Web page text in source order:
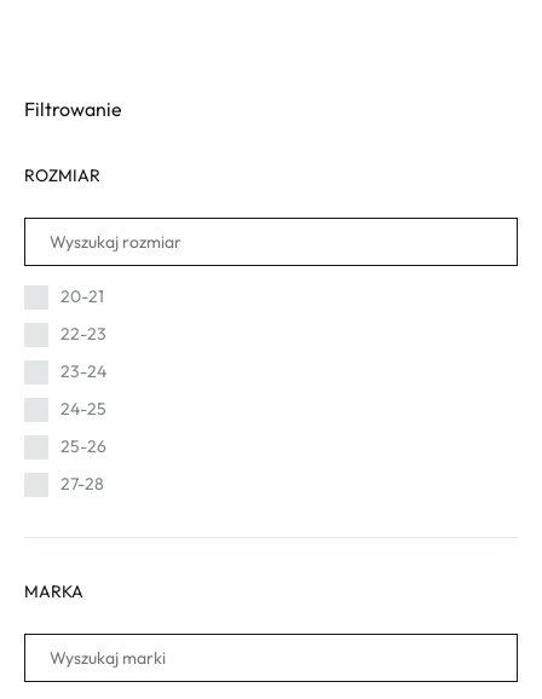
Filtrowanie
ROZMIAR
20-21
22-23
23-24
24-25
25-26
27-28
MARKA